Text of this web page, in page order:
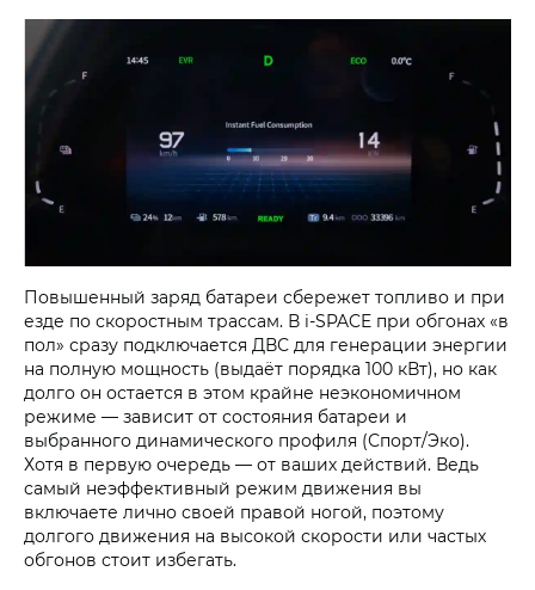
Повышенный заряд батареи сбережет топливо и при
езде по скоростным трассам. В i‑SPACE при обгонах «в
пол» сразу подключается ДВС для генерации энергии
на полную мощность (выдаёт порядка 100 кВт), но как
долго он остается в этом крайне неэкономичном
режиме — зависит от состояния батареи и
выбранного динамического профиля (Спорт/Эко).
Хотя в первую очередь — от ваших действий. Ведь
самый неэффективный режим движения вы
включаете лично своей правой ногой, поэтому
долгого движения на высокой скорости или частых
обгонов стоит избегать.